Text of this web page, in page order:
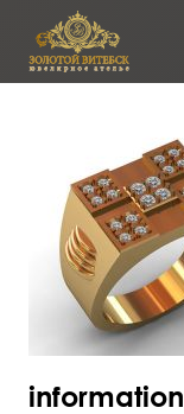
content
information